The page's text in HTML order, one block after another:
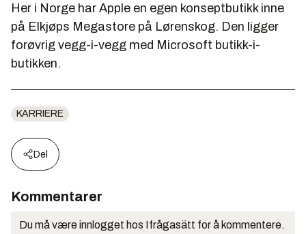
Her i Norge har Apple en egen konseptbutikk inne
på Elkjøps Megastore på Lørenskog. Den ligger
forøvrig vegg-i-vegg med Microsoft butikk-i-
butikken.
KARRIERE
Del
Kommentarer
Du må være innlogget hos Ifrågasätt for å kommentere.